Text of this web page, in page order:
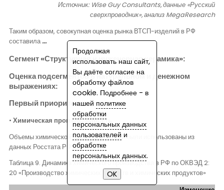
Источник: Wise Guy Consultants, данные «Русский
сверхпроводник», анализ MegaResearch
Таким образом, совокупная оценка рынка ВТСП-изделий в РФ
составила…
Сегмент «Структурная и инженерная керамика»:
Оценка подсегментов в натуральном и денежном
выражениях:
Первый приоритет:
• Химическая промышленность
Объемы химической промышленности были использованы из
данных Росстата РФ.
Таблица 9. Динамика химического производства в РФ по ОКВЭД 2:
20 «Производство химических веществ и химических продуктов»
Продолжая
использовать наш сайт,
Вы даёте согласие на
обработку файлов
cookie. Подробнее - в
нашей политике
обработки
персональных данных
пользователей и
обработке
персональных данных.